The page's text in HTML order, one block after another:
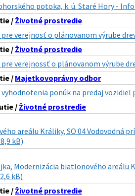
potoka, k. ú. Staré Hory -
/Životné prostredie
verejnosť o plánovanom výrube
/Životné prostredie
verejnossť o plánovanom výrube
/Majetkovoprávny odbor
vyhodnotenia ponúk na predaj
/ Životné prostredie
areálu Králiky, SO 04 Vodovodná
kB)
Modernizácia biatlonového areálu
kB)
/Životné prostredie